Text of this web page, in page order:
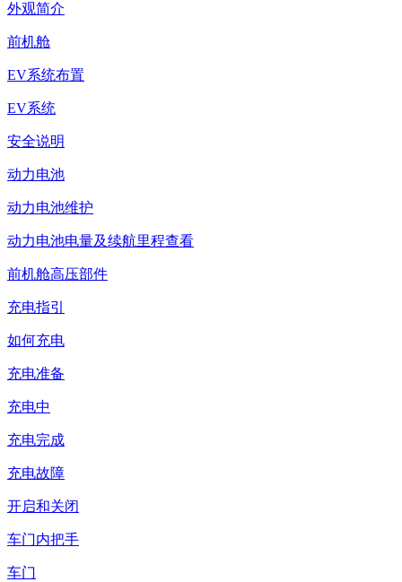
外观简介
前机舱
EV系统布置
EV系统
安全说明
动力电池
动力电池维护
动力电池电量及续航里程查看
前机舱高压部件
充电指引
如何充电
充电准备
充电中
充电完成
充电故障
开启和关闭
车门内把手
车门